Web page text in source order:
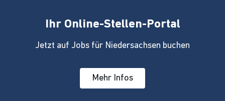
Ihr Online-Stellen-Portal
Jetzt auf Jobs für Niedersachsen buchen
Mehr Infos